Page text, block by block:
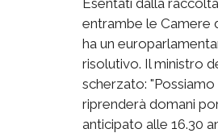
entrambe le Camere
ha un
risolutivo. Il ministro
scherzato:
riprenderà domani
anticipato alle 16.30